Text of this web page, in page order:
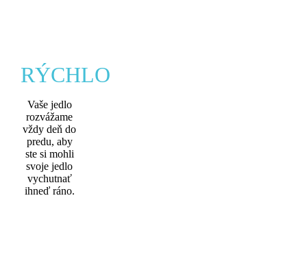
RÝCHLO
Vaše jedlo
rozvážame
vždy deň do
predu, aby
ste si mohli
svoje jedlo
vychutnať
ihneď ráno.